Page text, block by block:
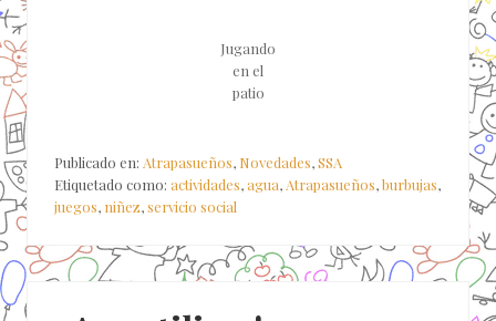
Jugando
en el
patio
Publicado en: Atrapasueños, Novedades,SSA
Etiquetado como: actividades,agua, Atrapasueños,burbujas,
juegos, niñez,servicio social